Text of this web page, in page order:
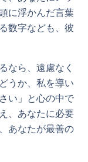
に浮かんだ言葉
数字なども、彼
なら、遠慮なく
うか、私を導い
い」と心の中で
、あなたに必要
あなたが最善の